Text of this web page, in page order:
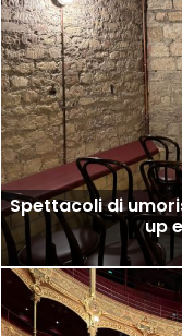
Spettacoli di
up